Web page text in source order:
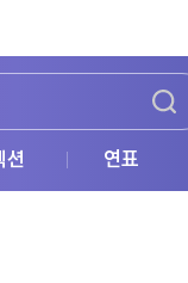
션 연표